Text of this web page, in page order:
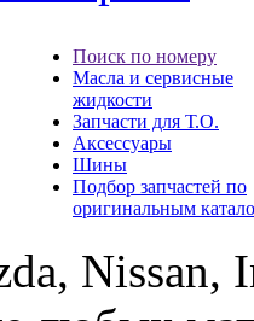
Поиск по номеру
Масла и сервисные
жидкости
Запчасти для Т.О.
Аксессуары
Шины
Подбор запчастей по
оригинальным